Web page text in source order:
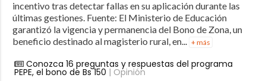
incentivo tras detectar fallas en su aplicación durante las
últimas gestiones. Fuente: El Ministerio de Educación
garantizó la vigencia y permanencia del Bono de Zona, un
beneficio destinado al magisterio rural, en... + más
Conozca 16 preguntas y respuestas del programa
PEPE, el bono de Bs 150 | Opinión